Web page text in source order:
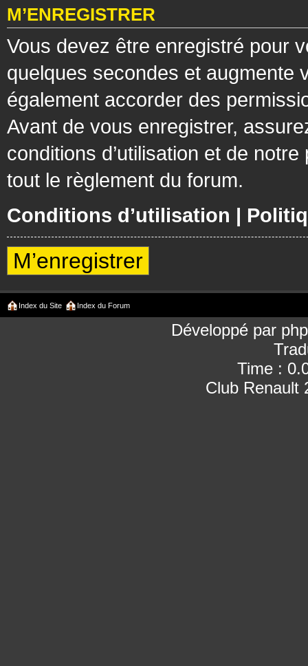
M’ENREGISTRER
Vous devez être enregistré pour
quelques secondes et augmente
également accorder des
Avant de vous enregistrer,
conditions d’utilisation et de
tout le règlement du forum.
Conditions d’utilisation |
M’enregistrer
Index du Site Index du Forum
Développé par
Time :
Club Renault